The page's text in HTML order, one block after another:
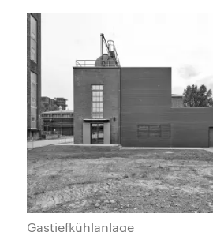
Gastiefkühlanlage